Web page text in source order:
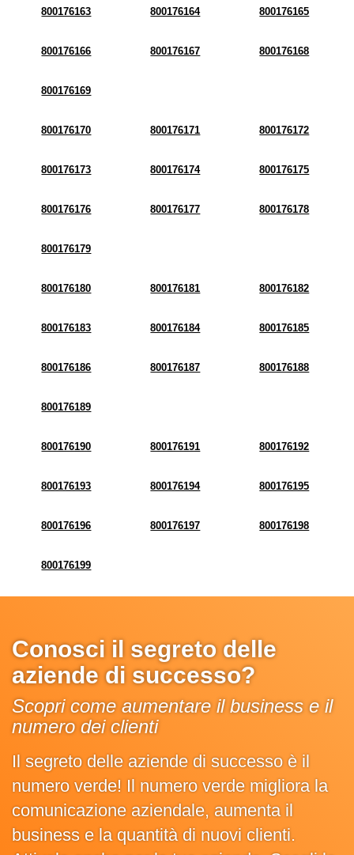
800176163 800176164 800176165
800176166 800176167 800176168
800176169
800176170 800176171 800176172
800176173 800176174 800176175
800176176 800176177 800176178
800176179
800176180 800176181 800176182
800176183 800176184 800176185
800176186 800176187 800176188
800176189
800176190 800176191 800176192
800176193 800176194 800176195
800176196 800176197 800176198
800176199
Conosci il segreto delle
aziende di successo?
Scopri come aumentare il business e il
numero dei clienti
Il segreto delle aziende di successo è il
numero verde! Il numero verde migliora la
comunicazione aziendale, aumenta il
business e la quantità di nuovi clienti.